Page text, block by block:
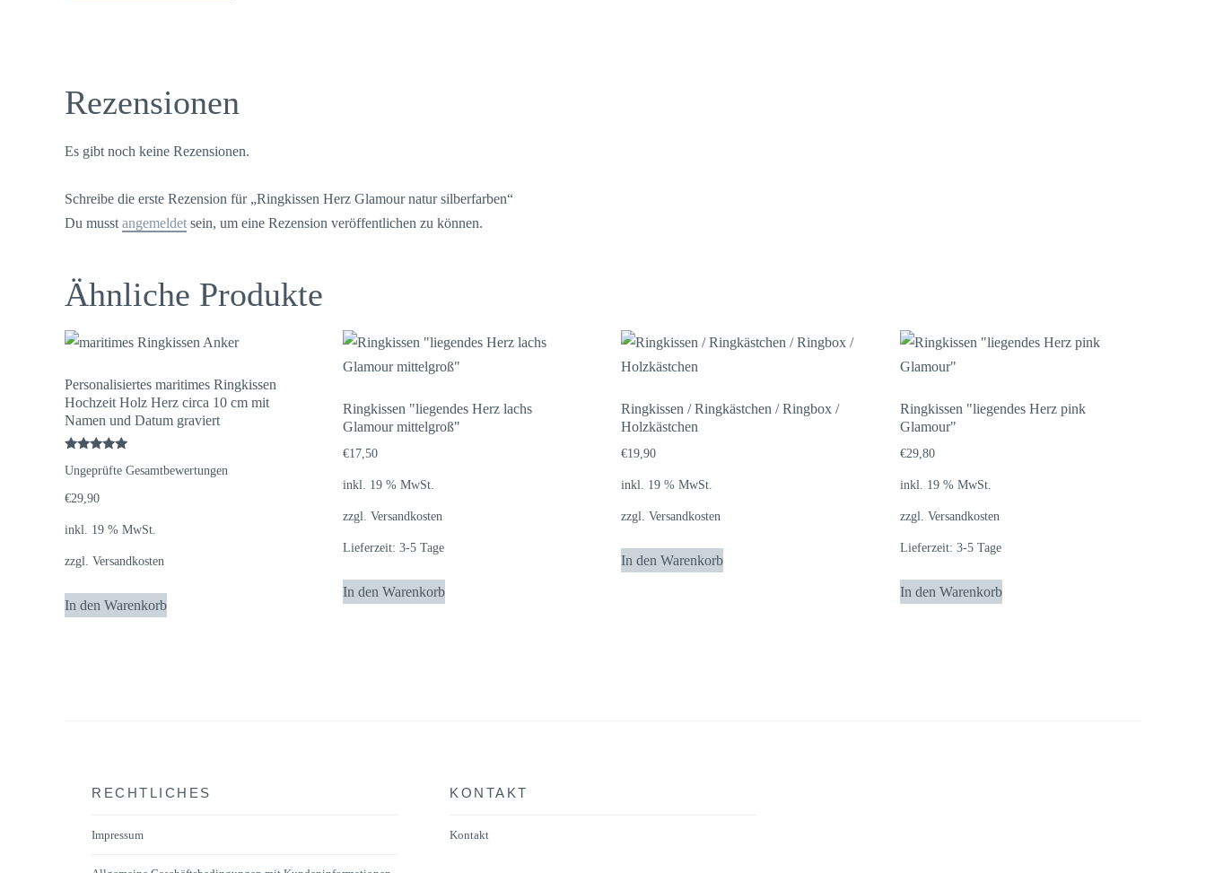
Rezensionen
Es gibt noch keine Rezensionen.
Schreibe die erste Rezension für „Ringkissen Herz Glamour natur silberfarben“
Du musst angemeldet sein, um eine Rezension veröffentlichen zu können.
Ähnliche Produkte
Personalisiertes maritimes Ringkissen
Hochzeit Holz Herz circa 10 cm mit
Namen und Datum graviert
mit
von 5
Ungeprüfte Gesamtbewertungen
€29,90
inkl. 19 % MwSt.
zzgl. Versandkosten
In den Warenkorb
Ringkissen "liegendes Herz lachs
Glamour mittelgroß"
€17,50
inkl. 19 % MwSt.
zzgl.Versandkosten
Lieferzeit:3-5 Tage
In den Warenkorb
Ringkissen / Ringkästchen / Ringbox /
Holzkästchen
€19,90
inkl. 19 % MwSt.
zzgl.Versandkosten
In den Warenkorb
Ringkissen "liegendes Herz pink
Glamour"
€29,80
inkl. 19 % MwSt.
zzgl. Versandkosten
Lieferzeit: 3-5 Tage
In den Warenkorb
RECHTLICHES
Impressum
KONTAKT
Kontakt